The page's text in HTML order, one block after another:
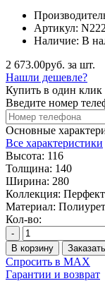
Артикул:
Наличие: В
2 673.00руб. за шт.
Нашли дешевле?
Купить в один клик
Введите номер
Основные
Все характеристики
Высота: 116
Толщина: 140
Ширина: 280
Коллекция: Перфект
Материал:
Кол-во:
-
В корзину
Спросить в MAX
Гарантии и возврат